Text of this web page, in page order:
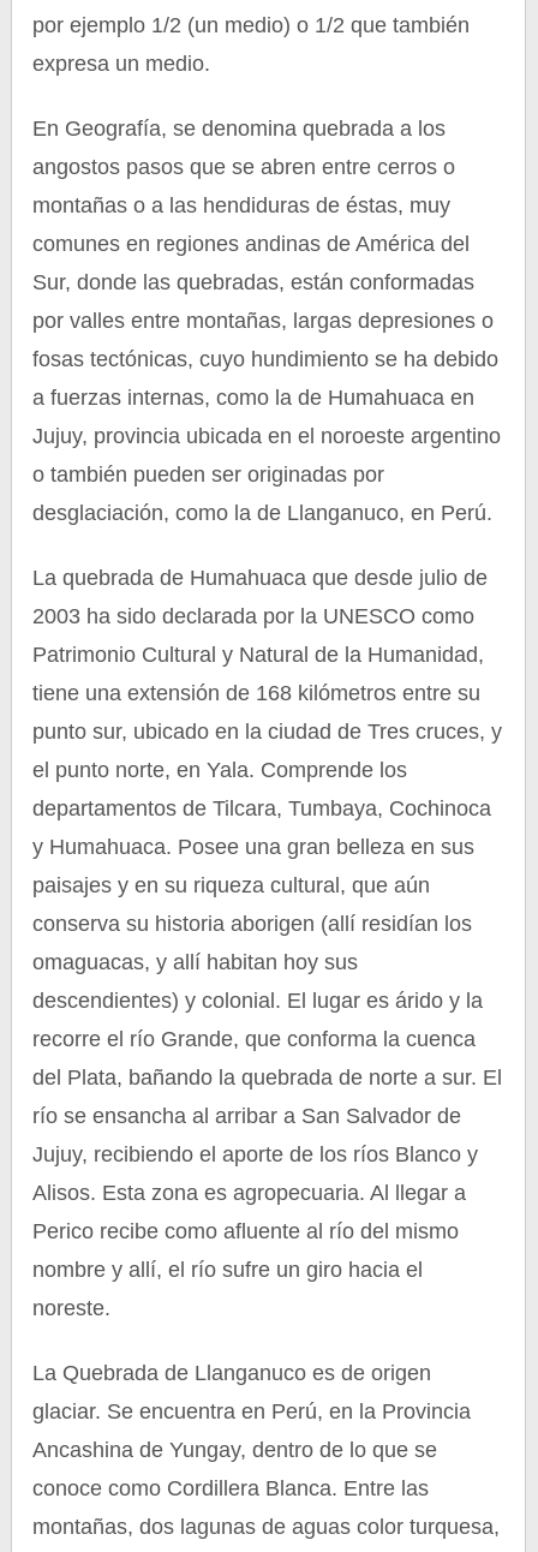
por ejemplo 1/2 (un medio) o 1/2 que también
expresa un medio.
En Geografía, se denomina quebrada a los
angostos pasos que se abren entre cerros o
montañas o a las hendiduras de éstas, muy
comunes en regiones andinas de América del
Sur, donde las quebradas, están conformadas
por valles entre montañas, largas depresiones o
fosas tectónicas, cuyo hundimiento se ha debido
a fuerzas internas, como la de Humahuaca en
Jujuy, provincia ubicada en el noroeste argentino
o también pueden ser originadas por
desglaciación, como la de Llanganuco, en Perú.
La quebrada de Humahuaca que desde julio de
2003 ha sido declarada por la UNESCO como
Patrimonio Cultural y Natural de la Humanidad,
tiene una extensión de 168 kilómetros entre su
punto sur, ubicado en la ciudad de Tres cruces, y
el punto norte, en Yala. Comprende los
departamentos de Tilcara, Tumbaya, Cochinoca
y Humahuaca. Posee una gran belleza en sus
paisajes y en su riqueza cultural, que aún
conserva su historia aborigen (allí residían los
omaguacas, y allí habitan hoy sus
descendientes) y colonial. El lugar es árido y la
recorre el río Grande, que conforma la cuenca
del Plata, bañando la quebrada de norte a sur. El
río se ensancha al arribar a San Salvador de
Jujuy, recibiendo el aporte de los ríos Blanco y
Alisos. Esta zona es agropecuaria. Al llegar a
Perico recibe como afluente al río del mismo
nombre y allí, el río sufre un giro hacia el
noreste.
La Quebrada de Llanganuco es de origen
glaciar. Se encuentra en Perú, en la Provincia
Ancashina de Yungay, dentro de lo que se
conoce como Cordillera Blanca. Entre las
montañas, dos lagunas de aguas color turquesa,